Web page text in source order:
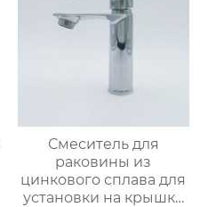
Смеситель для
раковины из
цинкового сплава для
установки на крышку